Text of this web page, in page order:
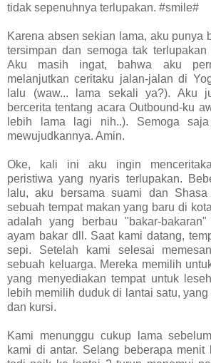
tidak sepenuhnya terlupakan. #smile#
Karena absen sekian lama, aku punya
tersimpan dan semoga tak
Aku masih ingat, bahwa aku
melanjutkan ceritaku jalan-jalan di
lalu (waw... lama sekali ya?). Aku
bercerita tentang acara Outbound-ku
lebih lama lagi nih..). Semoga
mewujudkannya. Amin.
Oke, kali ini aku ingin
peristiwa yang nyaris terlupakan.
lalu, aku bersama suami dan
sebuah tempat makan yang baru di
adalah yang berbau "bakar-
ayam bakar dll. Saat kami datang,
sepi. Setelah kami selesai
sebuah keluarga. Mereka memilih
yang menyediakan tempat untuk
lebih memilih duduk di lantai satu,
dan kursi.
Kami menunggu cukup lama
kami di antar. Selang beberapa menit